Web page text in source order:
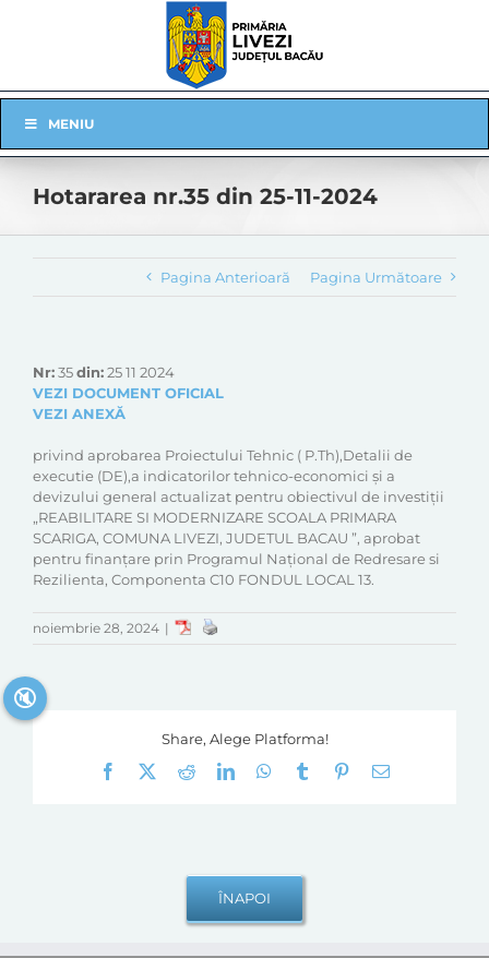
Navigation
MENIU
Hotararea nr.35 din 25-11-2024
Pagina Anterioară Pagina Următoare
Nr:35din:25 11 2024
VEZI DOCUMENT OFICIAL
VEZI ANEXĂ
privind aprobarea Proiectului Tehnic ( P.Th),Detalii de
executie (DE),a indicatorilor tehnico-economici și a
devizului general actualizat pentru obiectivul de investiții
„REABILITARE SI MODERNIZARE SCOALA PRIMARA
SCARIGA, COMUNA LIVEZI, JUDETUL BACAU ”, aprobat
pentru finanțare prin Programul Național de Redresare si
Rezilienta, Componenta C10 FONDUL LOCAL 13.
noiembrie 28, 2024 |
Share, Alege Platforma!
Facebook
RedditLinkedInWhatsApp
Tumblr Pinterest
E-
🔇